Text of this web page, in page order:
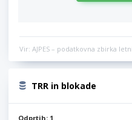
Vir: AJPES – podatkovna zbirka
TRR in blokade
Odprtih: 1